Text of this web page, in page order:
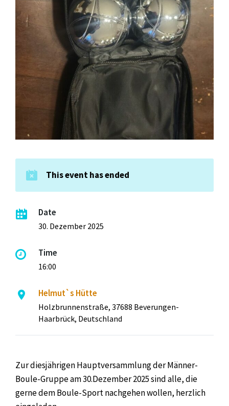
This event has ended
Date
30. Dezember 2025
Time
16:00
Helmut`s Hütte
Holzbrunnenstraße, 37688 Beverungen-
Haarbrück, Deutschland
Zur diesjährigen Hauptversammlung der Männer-
Boule-Gruppe am 30.Dezember 2025 sind alle, die
gerne dem Boule-Sport nachgehen wollen, herzlich